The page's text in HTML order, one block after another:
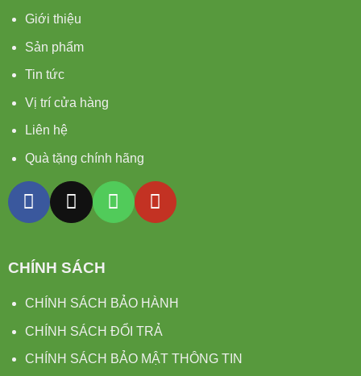
Giới thiệu
Sản phẩm
Tin tức
Vị trí cửa hàng
Liên hệ
Quà tặng chính hãng
CHÍNH SÁCH
CHÍNH SÁCH BẢO HÀNH
CHÍNH SÁCH ĐỔI TRẢ
CHÍNH SÁCH BẢO MẬT THÔNG TIN